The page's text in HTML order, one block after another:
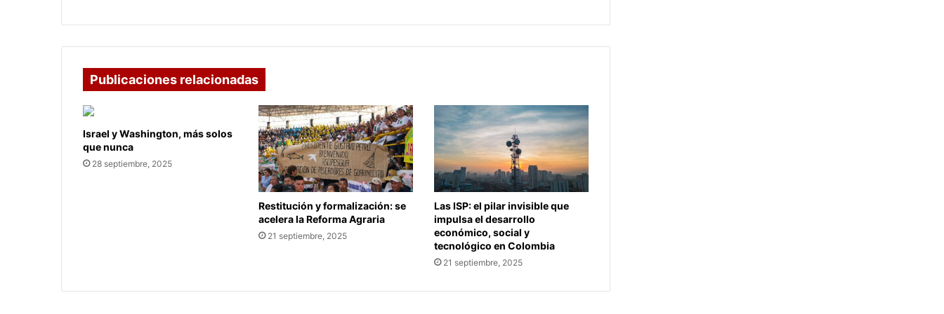
Publicaciones relacionadas
Israel y Washington, más solos
que nunca
28 septiembre, 2025
Restitución y formalización: se
acelera la Reforma Agraria
21 septiembre, 2025
Las ISP: el pilar invisible que
impulsa el desarrollo
económico, social y
tecnológico en Colombia
21 septiembre, 2025